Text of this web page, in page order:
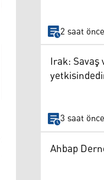
2 saat önce
Irak: Savaş
3 saat önce
Ahbap